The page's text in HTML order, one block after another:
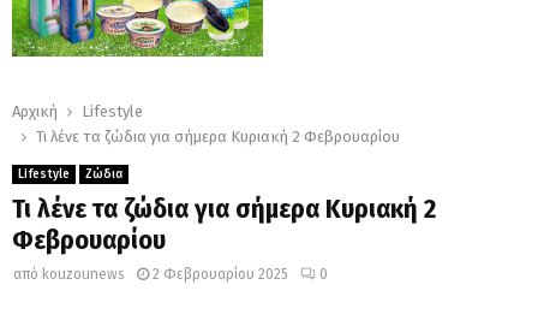
Αρχική
Lifestyle
Τι λένε τα ζώδια για σήμερα Κυριακή 2 Φεβρουαρίου
Lifestyle Ζώδια
Τι λένε τα ζώδια για σήμερα Κυριακή 2
Φεβρουαρίου
από kouzounews 2 Φεβρουαρίου 2025 0